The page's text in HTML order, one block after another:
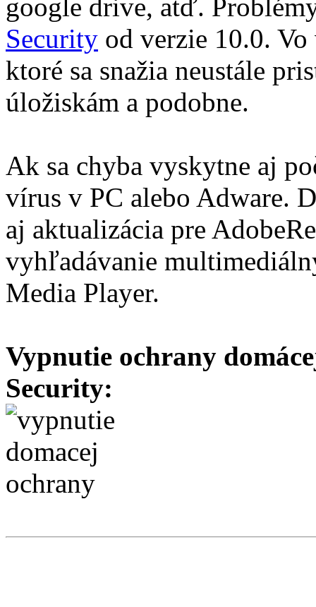
google drive, atď.
Security od verzie 10.0.
ktoré sa snažia neustále
úložiskám a podobne.
Ak sa chyba vyskytne aj
vírus v PC alebo Adware.
aj aktualizácia pre
vyhľadávanie
Media Player.
Vypnutie ochrany
Security: